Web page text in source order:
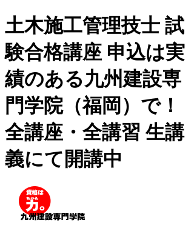
土木施工管理技士 試
験合格講座 申込は実
績のある九州建設専
門学院（福岡）で！
全講座・全講習 生講
義にて開講中